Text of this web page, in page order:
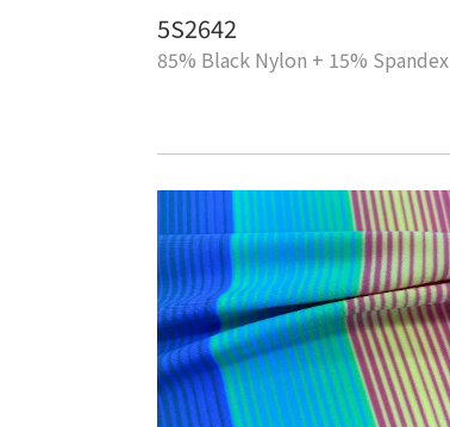
5S2642
85% Black Nylon + 15% Spandex